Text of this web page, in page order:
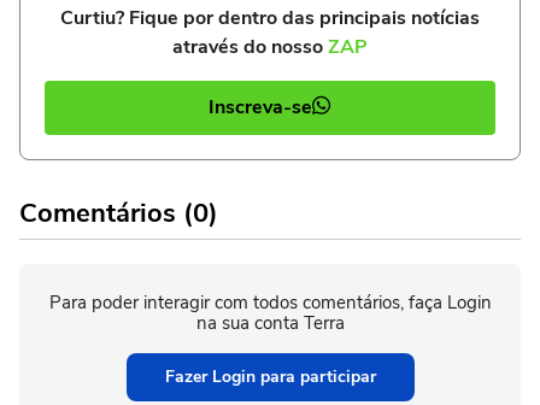
Curtiu? Fique por dentro das principais notícias
através do nossoZAP
Inscreva-se
Comentários (0)
Para poder interagir com todos comentários, faça Login
na sua conta Terra
Fazer Login para participar